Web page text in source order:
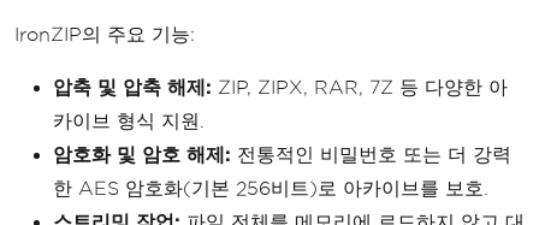
IronZIP의 주요 기능:
압축 및 압축 해제: ZIP, ZIPX, RAR, 7Z 등 다양한 아
카이브 형식 지원.
암호화 및 암호 해제: 전통적인 비밀번호 또는 더 강력
한 AES 암호화(기본 256비트)로 아카이브를 보호.